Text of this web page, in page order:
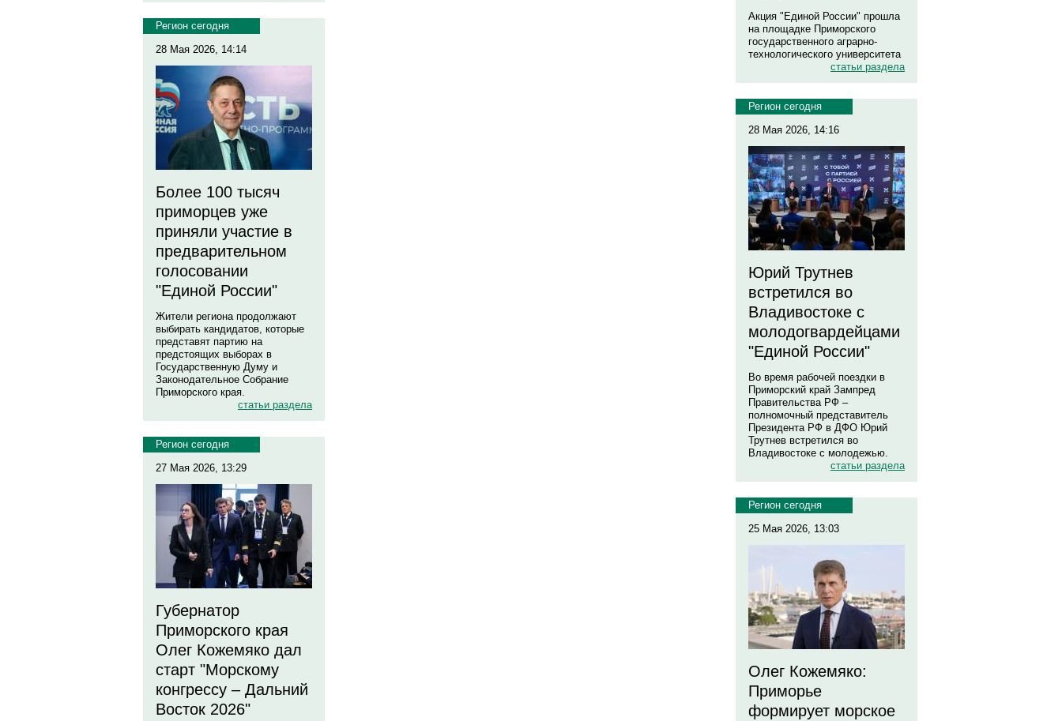
Регион сегодня
28 Мая 2026, 14:14
Более 100 тысяч
приморцев уже
приняли участие в
предварительном
голосовании
"Единой России"
Жители региона продолжают
выбирать кандидатов, которые
представят партию на
предстоящих выборах в
Государственную Думу и
Законодательное Собрание
Приморского края.
статьи раздела
Регион сегодня
27 Мая 2026, 13:29
Губернатор
Приморского края
Олег Кожемяко дал
старт "Морскому
конгрессу – Дальний
Восток 2026"
Акция "Единой России" прошла
на площадке Приморского
государственного аграрно-
технологического университета
статьи раздела
Регион сегодня
28 Мая 2026, 14:16
Юрий Трутнев
встретился во
Владивостоке с
молодогвардейцами
"Единой России"
Во время рабочей поездки в
Приморский край Зампред
Правительства РФ –
полномочный представитель
Президента РФ в ДФО Юрий
Трутнев встретился во
Владивостоке с молодежью.
статьи раздела
Регион сегодня
25 Мая 2026, 13:03
Олег Кожемяко:
Приморье
формирует морское